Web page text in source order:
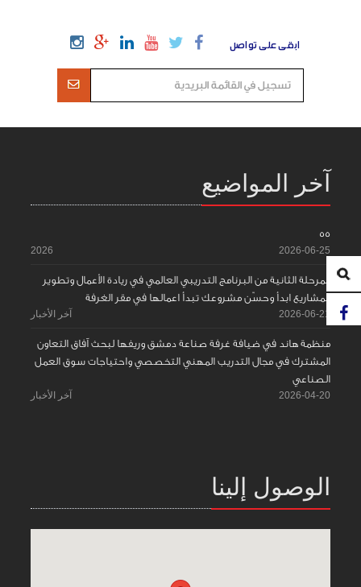
ابقى على تواصل
آخر المواضيع
55
2026-06-25
2026
المرحلة الثانية من البرنامج التدريبي العالمي في ريادة الأعمال وتطوير
المشاريع ابدأ وحسّن مشروعك تبدأ اعمالها في مقر الغرفة
2026-06-21 آخر الأخبار
منظمة هاند في ضيافة غرفة صناعة دمشق وريفها لبحث آفاق التعاون
المشترك في مجال التدريب المهني التخصصي واحتياجات سوق العمل
الصناعي
2026-04-20 آخر الأخبار
الوصول إلينا